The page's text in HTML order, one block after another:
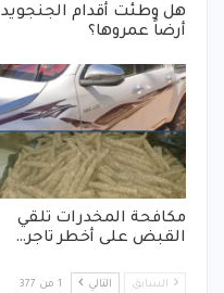
هل وطئت أقدام الجنجويد
أرضاً عمروها؟
مكافحة المخدرات تلقي
القبض على أخطر تاجر…
السابق التالي 1 من 377